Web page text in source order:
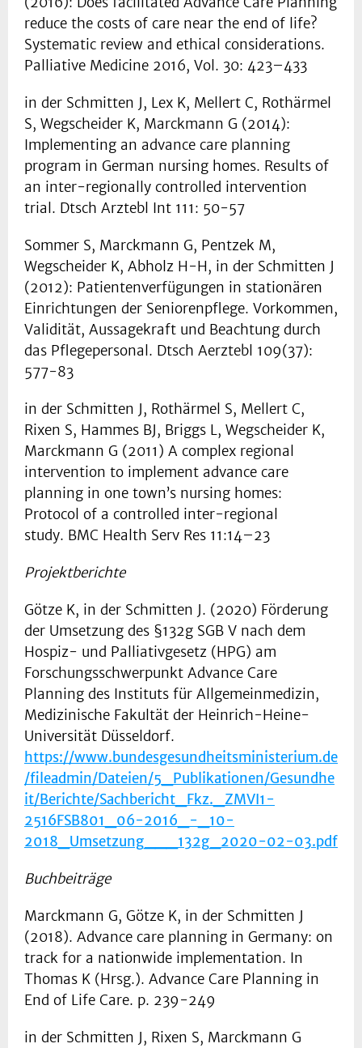
reduce the costs of care near the end of life?
Systematic review and ethical considerations.
Palliative Medicine 2016, Vol. 30: 423–433
in der Schmitten J, Lex K, Mellert C, Rothärmel
S, Wegscheider K, Marckmann G (2014):
Implementing an advance care planning
program in German nursing homes. Results of
an inter-regionally controlled intervention
trial. Dtsch Arztebl Int 111: 50-57
Sommer S, Marckmann G, Pentzek M,
Wegscheider K, Abholz H-H, in der Schmitten J
(2012): Patientenverfügungen in stationären
Einrichtungen der Seniorenpflege. Vorkommen,
Validität, Aussagekraft und Beachtung durch
das Pflegepersonal. Dtsch Aerztebl 109(37):
577-83
in der Schmitten J, Rothärmel S, Mellert C,
Rixen S, Hammes BJ, Briggs L, Wegscheider K,
Marckmann G (2011) A complex regional
intervention to implement advance care
planning in one town’s nursing homes:
Protocol of a controlled inter-regional
study. BMC Health Serv Res 11:14–23
Projektberichte
Götze K, in der Schmitten J. (2020) Förderung
der Umsetzung des §132g SGB V nach dem
Hospiz- und Palliativgesetz (HPG) am
Forschungsschwerpunkt Advance Care
Planning des Instituts für Allgemeinmedizin,
Medizinische Fakultät der Heinrich-Heine-
Universität Düsseldorf.
https://www.bundesgesundheitsministerium.de
/fileadmin/Dateien/5_Publikationen/Gesundhe
it/Berichte/Sachbericht_Fkz._ZMVI1-
2516FSB801_06-2016_-_10-
2018_Umsetzung___132g_2020-02-03.pdf
Buchbeiträge
Marckmann G, Götze K, in der Schmitten J
(2018). Advance care planning in Germany: on
track for a nationwide implementation. In
Thomas K (Hrsg.). Advance Care Planning in
End of Life Care. p. 239-249
in der Schmitten J, Rixen S, Marckmann G